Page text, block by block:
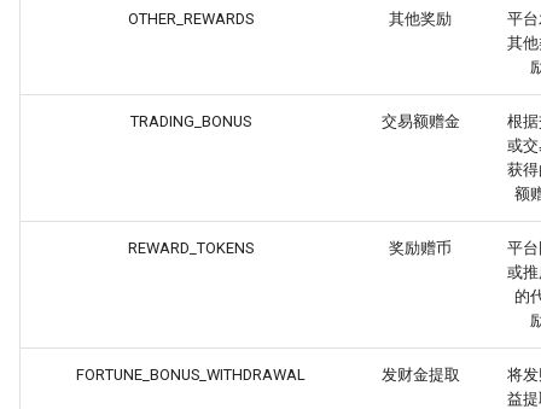
OTHER_REWARDS 其他奖励
平
其
TRADING_BONUS 交易额赠金
根
或
获
额
REWARD_TOKENS 奖励赠币
平
或
的
FORTUNE_BONUS_WITHDRAWAL 发财金提取
将
益